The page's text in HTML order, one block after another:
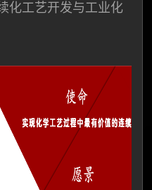
化工艺开发与工业化